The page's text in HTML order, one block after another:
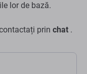
lor de bază.
prin chat .